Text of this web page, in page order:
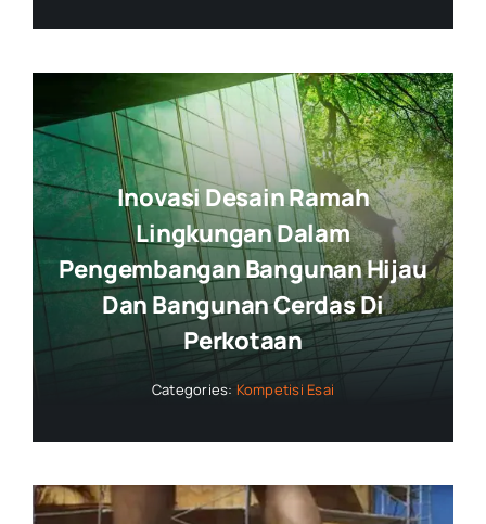
Inovasi Desain Ramah
Lingkungan Dalam
Pengembangan Bangunan Hijau
Dan Bangunan Cerdas Di
Perkotaan
Categories: Kompetisi Esai